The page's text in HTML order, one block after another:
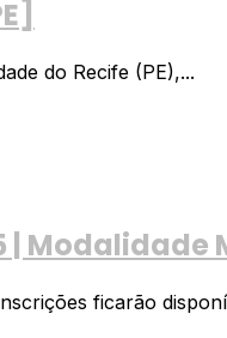
do Recife (PE),...
| Modalidade
ficarão